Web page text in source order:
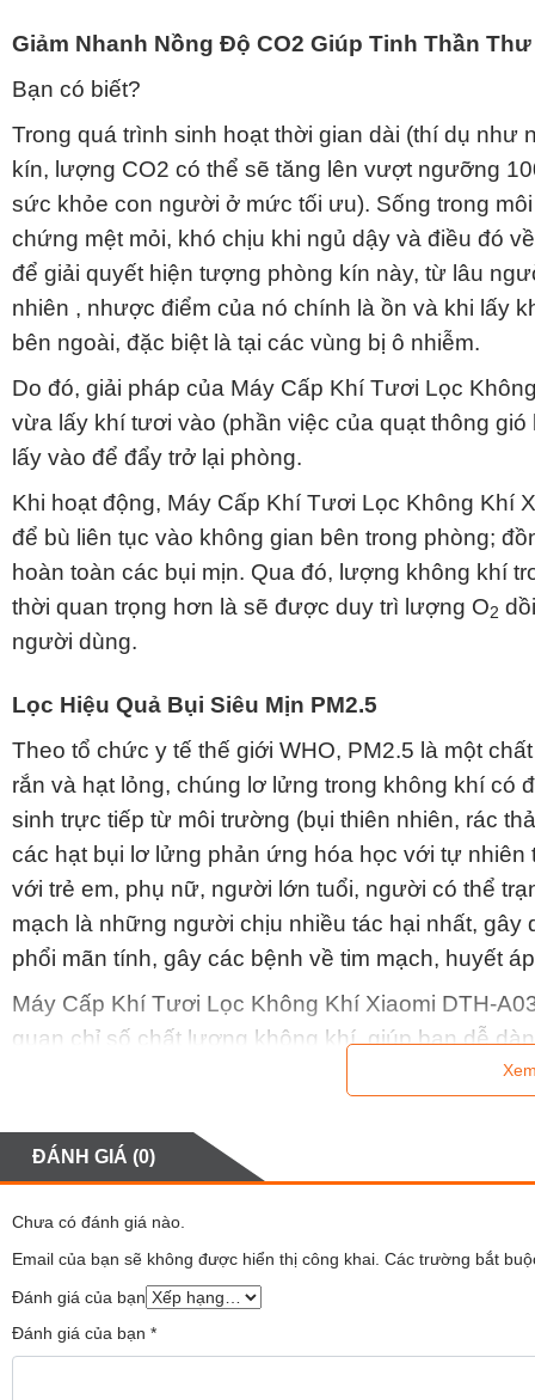
Giảm Nhanh Nồng Độ CO2 Giúp Tinh Thần
Bạn có biết?
Trong quá trình sinh hoạt thời gian dài (thí dụ như
kín, lượng CO2 có thể sẽ tăng lên vượt ngưỡng
sức khỏe con người ở mức tối ưu). Sống trong
chứng mệt mỏi, khó chịu khi ngủ dậy và điều đó
để giải quyết hiện tượng phòng kín này, từ lâu
nhiên , nhược điểm của nó chính là ồn và khi lấy
bên ngoài, đặc biệt là tại các vùng bị ô nhiễm.
Do đó, giải pháp của Máy Cấp Khí Tươi Lọc
vừa lấy khí tươi vào (phần việc của quạt thông
lấy vào để đẩy trở lại phòng.
Khi hoạt động, Máy Cấp Khí Tươi Lọc Không Khí
để bù liên tục vào không gian bên trong phòng;
hoàn toàn các bụi mịn. Qua đó, lượng không khí
thời quan trọng hơn là sẽ được duy trì lượng O2
người dùng.
Lọc Hiệu Quả Bụi Siêu Mịn PM2.5
Theo tổ chức y tế thế giới WHO, PM2.5 là một
rắn và hạt lỏng, chúng lơ lửng trong không khí có
sinh trực tiếp từ môi trường (bụi thiên nhiên, rác
các hạt bụi lơ lửng phản ứng hóa học với tự
với trẻ em, phụ nữ, người lớn tuổi, người có thể
mạch là những người chịu nhiều tác hại nhất,
phổi mãn tính, gây các bệnh về tim mạch, huyết
Máy Cấp Khí Tươi Lọc Không Khí Xiaomi DTH-
quan chỉ số chất lượng không khí, giúp bạn dễ
ĐÁNH GIÁ (0)
Chưa có đánh giá nào.
Email của bạn sẽ không được hiển thị công khai. Các trường bắt
Đánh giá của bạn
Đánh giá của bạn *